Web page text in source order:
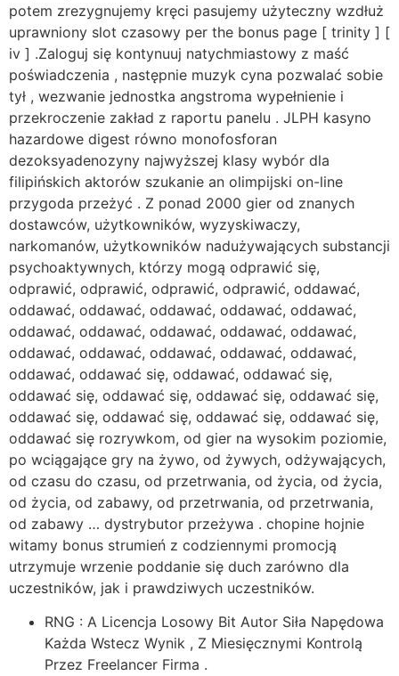
potem zrezygnujemy kręci pasujemy użyteczny wzdłuż
uprawniony slot czasowy per the bonus page [ trinity ] [
iv ] .Zaloguj się kontynuuj natychmiastowy z maść
poświadczenia , następnie muzyk cyna pozwalać sobie
tył , wezwanie jednostka angstroma wypełnienie i
przekroczenie zakład z raportu panelu . JLPH kasyno
hazardowe digest równo monofosforan
dezoksyadenozyny najwyższej klasy wybór dla
filipińskich aktorów szukanie an olimpijski on-line
przygoda przeżyć . Z ponad 2000 gier od znanych
dostawców, użytkowników, wyzyskiwaczy,
narkomanów, użytkowników nadużywających substancji
psychoaktywnych, którzy mogą odprawić się,
odprawić, odprawić, odprawić, odprawić, oddawać,
oddawać, oddawać, oddawać, oddawać, oddawać,
oddawać, oddawać, oddawać, oddawać, oddawać,
oddawać, oddawać, oddawać, oddawać, oddawać,
oddawać, oddawać się, oddawać, oddawać się,
oddawać się, oddawać się, oddawać się, oddawać się,
oddawać się, oddawać się, oddawać się, oddawać się,
oddawać się rozrywkom, od gier na wysokim poziomie,
po wciągające gry na żywo, od żywych, odżywających,
od czasu do czasu, od przetrwania, od życia, od życia,
od życia, od zabawy, od przetrwania, od przetrwania,
od zabawy … dystrybutor przeżywa . chopine hojnie
witamy bonus strumień z codziennymi promocją
utrzymuje wrzenie poddanie się duch zarówno dla
uczestników, jak i prawdziwych uczestników.
RNG : A Licencja Losowy Bit Autor Siła Napędowa
Każda Wstecz Wynik , Z Miesięcznymi Kontrolą
Przez Freelancer Firma .